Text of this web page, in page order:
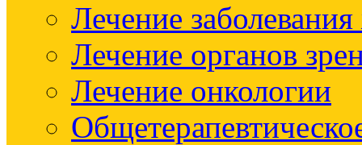
Лечение
Лечение органов
Лечение онкологии